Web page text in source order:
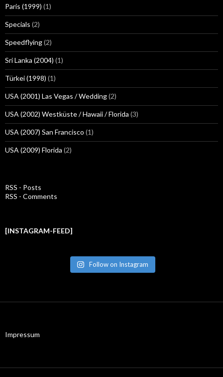
Paris (1999) (1)
Specials (2)
Speedflying(2)
Sri Lanka (2004) (1)
Türkei (1998) (1)
USA (2001) Las Vegas / Wedding(2)
USA (2002) Westküste / Hawaii / Florida (3)
USA (2007) San Francisco (1)
USA (2009) Florida (2)
RSS - Posts
RSS - Comments
[INSTAGRAM-FEED]
Follow on Instagram
Impressum